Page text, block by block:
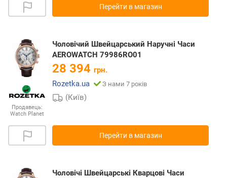
Перейти в магазин
Продавець:
Watch Planet
Чоловічий Швейцарський Наручні Часи
AEROWATCH 79986RO01
28 394 грн.
Rozetka.ua
З нами 7 років
(Київ)
Перейти в магазин
Чоловічі Швейцарські Кварцові Часи